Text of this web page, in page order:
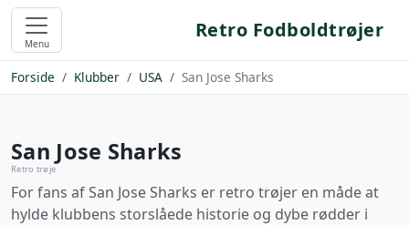
Menu
Retro Fodboldtrøjer
Forside Klubber USA San Jose Sharks
San Jose Sharks
Retro trøje
For fans af San Jose Sharks er retro trøjer en måde at
hylde klubbens storslåede historie og dybe rødder i